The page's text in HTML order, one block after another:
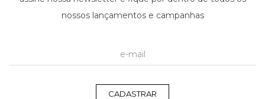
nossos lançamentos e campanhas
CADASTRAR